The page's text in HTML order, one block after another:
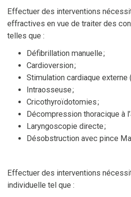
Effectuer des interventions
effractives en vue de traiter des
telles que :
Défibrillation manuelle ;
Cardioversion ;
Stimulation cardiaque externe
Intraosseuse ;
Cricothyroïdotomies ;
Décompression thoracique à
Laryngoscopie directe ;
Désobstruction avec pince
Effectuer des interventions
individuelle tel que :